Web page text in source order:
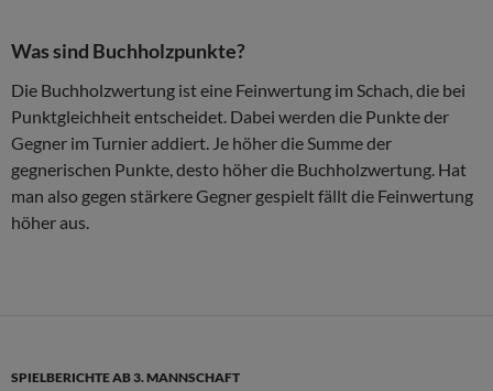
Was sind Buchholzpunkte?
Die Buchholzwertung ist eine Feinwertung im Schach, die bei
Punktgleichheit entscheidet. Dabei werden die Punkte der
Gegner im Turnier addiert. Je höher die Summe der
gegnerischen Punkte, desto höher die Buchholzwertung. Hat
man also gegen stärkere Gegner gespielt fällt die Feinwertung
höher aus.
SPIELBERICHTE AB 3. MANNSCHAFT